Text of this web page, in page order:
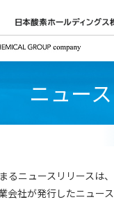
ニュース
るニュースリリースは
会社が発行したニュー